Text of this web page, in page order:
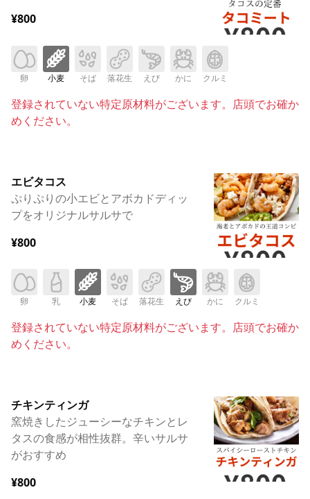
¥800
卵 小麦 そば 落花生 えび かに クルミ
登録されていない特定原材料がございます。店頭でお確か
めください。
エビタコス
ぷりぷりの小エビとアボカドディッ
プをオリジナルサルサで
¥800
卵 乳 小麦 そば 落花生 えび かに クルミ
登録されていない特定原材料がございます。店頭でお確か
めください。
チキンティンガ
窯焼きしたジューシーなチキンとレ
タスの食感が相性抜群。辛いサルサ
がおすすめ
¥800